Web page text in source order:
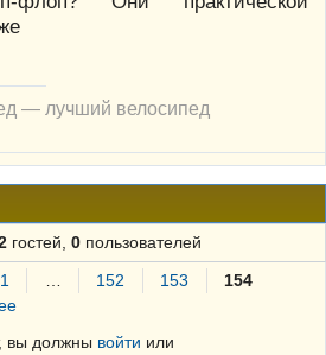
— лучший велосипед
гостей, 0пользователей
1 152 153
154
вы должны войти или